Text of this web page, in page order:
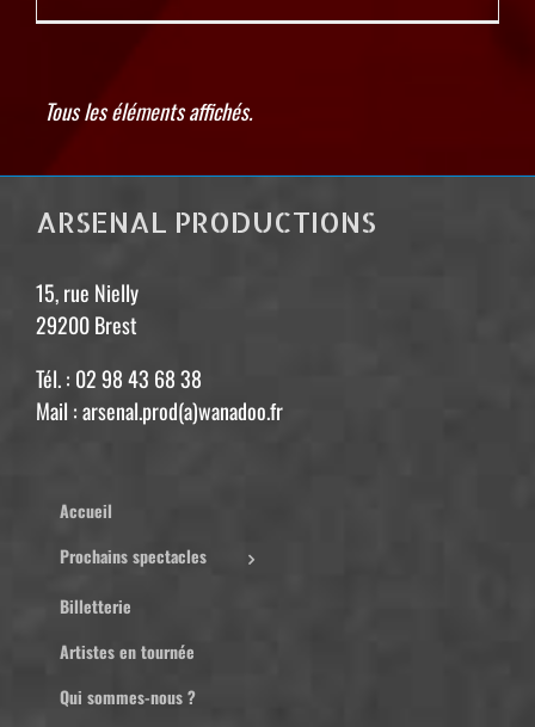
ARSENAL PRODUCTIONS
15, rue Nielly
Tél. : 02 98 43 68 38
Prochains spectacles
Billetterie
Artistes en tournée
Qui sommes-nous ?
Contacts